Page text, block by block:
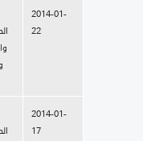
2014-01-
22
2014-01-
17